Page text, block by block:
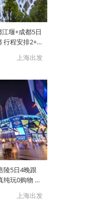
堰+成都5日
行程安排2+1
钻酒店 含天
上海出发
陵5日4晚跟
纯玩0购物 3
升级商圈酒
仙女山+天生
上海出发